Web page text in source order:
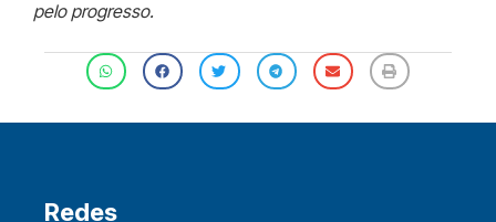
pelo progresso.
Redes